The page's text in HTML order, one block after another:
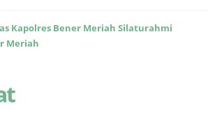
Kapolres Bener Meriah Silaturahmi
Meriah